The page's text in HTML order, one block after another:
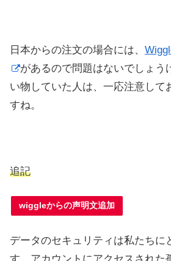
日本からの注文の場合には、
があるので問題はないでしょう
い物していた人は、一応注意して
すね。
追記
wiggleからの声明文追加
データのセキュリティは私たちに